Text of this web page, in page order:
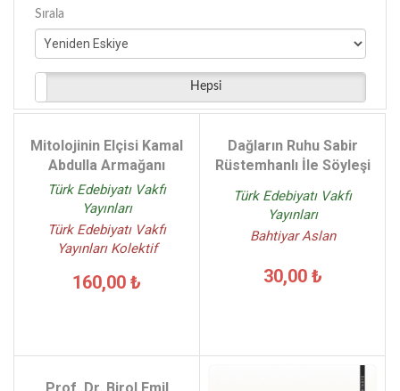
Antoine de Saint Exupery - (2)
Güler Güven - (2)
Ahmet Hikmet Müftüoğlu - (2)
Hasan Kayıhan - (2)
Sırala
Hepsi
Mitolojinin Elçisi Kamal
Abdulla Armağanı
Türk Edebiyatı Vakfı
Yayınları
Türk Edebiyatı Vakfı
Yayınları Kolektif
160,00 ₺
Dağların Ruhu Sabir
Rüstemhanlı İle Söyleşi
Türk Edebiyatı Vakfı
Yayınları
Bahtiyar Aslan
30,00 ₺